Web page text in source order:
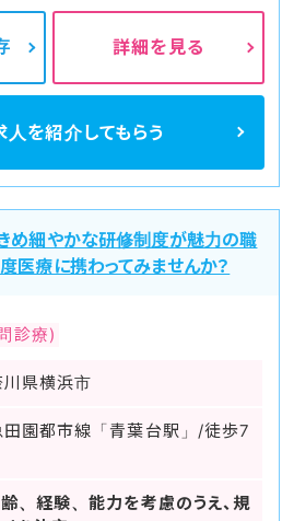
詳細を見る
人を紹介してもらう
め細やかな研修制度が魅力の職
医療に携わってみませんか？
診療)
川県横浜市
田園都市線「青葉台駅」/徒歩7
、経験、能力を考慮のうえ、規